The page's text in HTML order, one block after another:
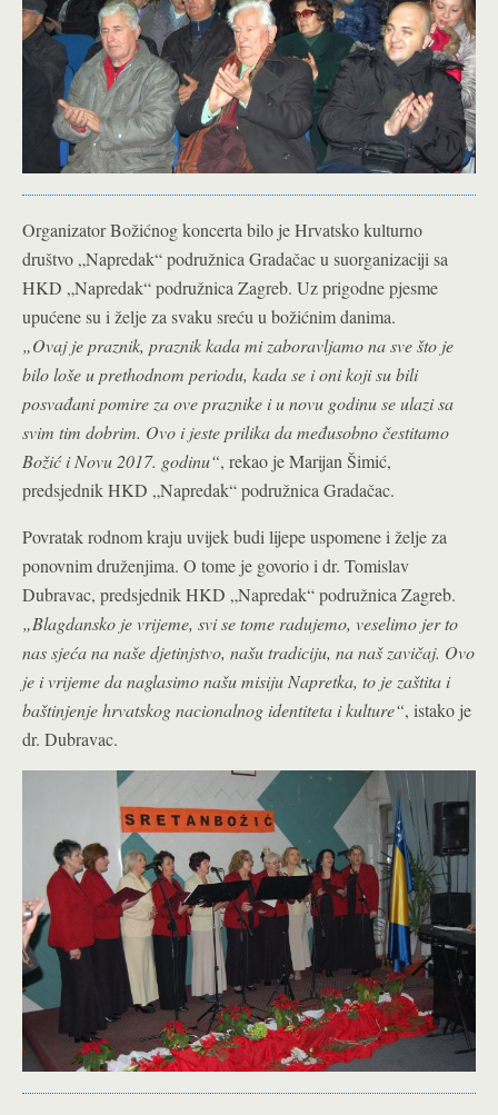
Organizator Božićnog koncerta bilo je Hrvatsko kulturno
društvo „Napredak“ podružnica Gradačac u suorganizaciji sa
HKD „Napredak“ podružnica Zagreb. Uz prigodne pjesme
upućene su i želje za svaku sreću u božićnim danima.
„Ovaj je praznik, praznik kada mi zaboravljamo na sve što je
bilo loše u prethodnom periodu, kada se i oni koji su bili
posvađani pomire za ove praznike i u novu godinu se ulazi sa
svim tim dobrim. Ovo i jeste prilika da međusobno čestitamo
Božić i Novu 2017. godinu“, rekao je Marijan Šimić,
predsjednik HKD „Napredak“ podružnica Gradačac.
Povratak rodnom kraju uvijek budi lijepe uspomene i želje za
ponovnim druženjima. O tome je govorio i dr. Tomislav
Dubravac, predsjednik HKD „Napredak“ podružnica Zagreb.
„Blagdansko je vrijeme, svi se tome radujemo, veselimo jer to
nas sjeća na naše djetinjstvo, našu tradiciju, na naš zavičaj. Ovo
je i vrijeme da naglasimo našu misiju Napretka, to je zaštita i
baštinjenje hrvatskog nacionalnog identiteta i kulture“, istako je
dr. Dubravac.